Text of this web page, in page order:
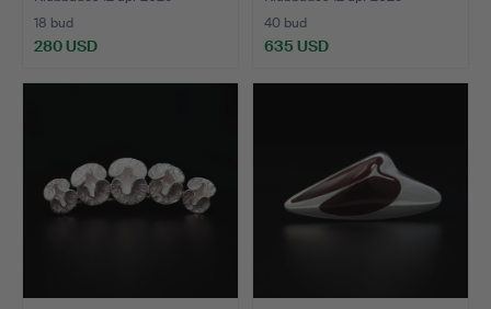
18 bud
280 USD
40 bud
635 USD